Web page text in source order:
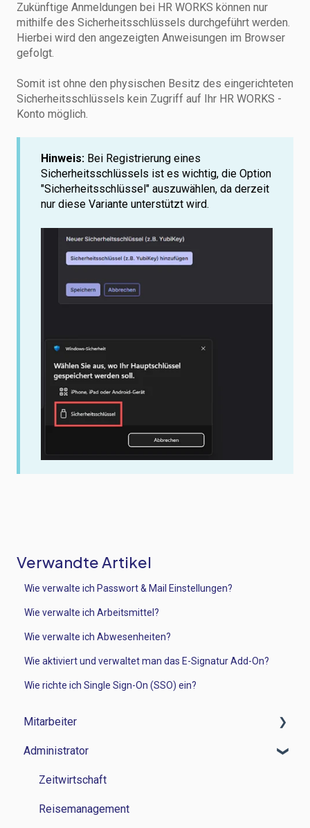
Zukünftige Anmeldungen bei HR WORKS können nur
mithilfe des Sicherheitsschlüssels durchgeführt werden.
Hierbei wird den angezeigten Anweisungen im Browser
gefolgt.
Somit ist ohne den physischen Besitz des eingerichteten
Sicherheitsschlüssels kein Zugriff auf Ihr HR WORKS -
Konto möglich.
Hinweis: Bei Registrierung eines
Sicherheitsschlüssels ist es wichtig, die Option
"Sicherheitsschlüssel" auszuwählen, da derzeit
nur diese Variante unterstützt wird.
Verwandte Artikel
Wie verwalte ich Passwort & Mail Einstellungen?
Wie verwalte ich Arbeitsmittel?
Wie verwalte ich Abwesenheiten?
Wie aktiviert und verwaltet man das E-Signatur Add-On?
Wie richte ich Single Sign-On (SSO) ein?
Mitarbeiter
Zeitwirtschaft
Reisemanagement
Personalverwaltung
Administrator
Zeitwirtschaft
Reisemanagement